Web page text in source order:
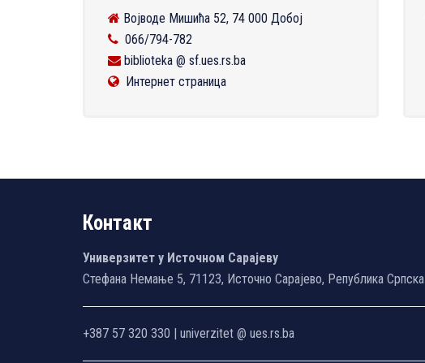
Војводе Мишића 52, 74 000 Добој
066/794-782
biblioteka @ sf.ues.rs.ba
Интернет страница
Контакт
Универзитет у Источном Сарајеву
Стефана Немање 5, 71123, Источно Сарајево, Република Српска
+387 57 320 330 | univerzitet @ ues.rs.ba